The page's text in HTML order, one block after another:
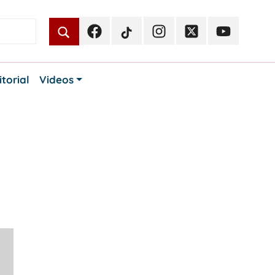
FacebookTikTokInstagramTwitterYoutube
Videos